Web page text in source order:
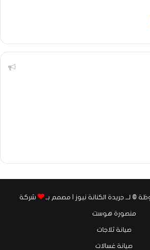
لــ جريدة الكنانة نيوز | مصمم بـ شركة
منصورة هوست
صيانة ثلاجات
صيانة غسالات